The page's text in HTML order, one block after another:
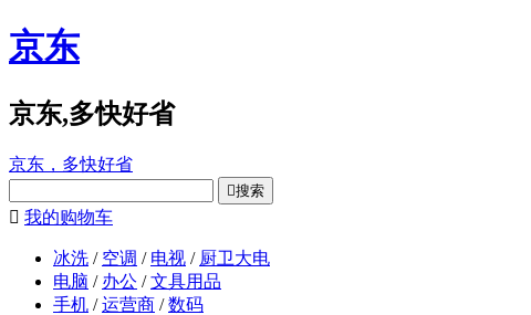
京东
京东,多快好省
京东，多快好省
搜索
 我的购物车
冰洗 / 空调 / 电视 / 厨卫大电
电脑 / 办公 / 文具用品
手机 / 运营商 / 数码